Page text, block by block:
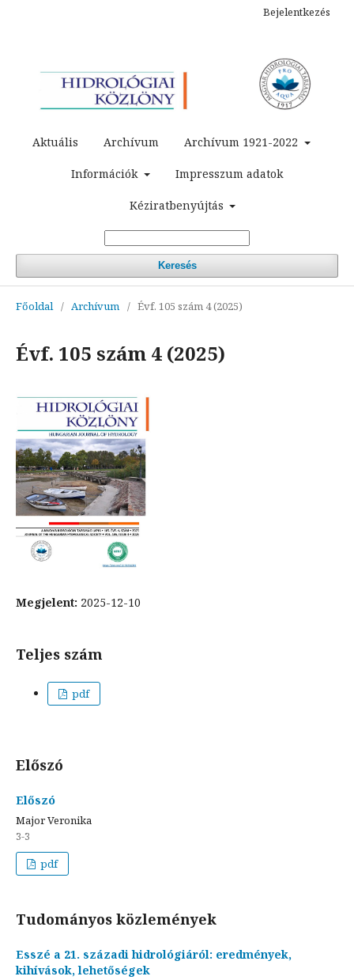
Aktuális Archívum Archívum 1921-2022
Információk Impresszum adatok
Kéziratbenyújtás
Keresés
Bejelentkezés
Főoldal / Archívum / Évf. 105 szám 4 (2025)
Évf. 105 szám 4 (2025)
Megjelent: 2025-12-10
Teljes szám
pdf
Előszó
Előszó
Major Veronika
3-3
pdf
Tudományos közlemények
Esszé a 21. századi hidrológiáról: eredmények,
kihívások, lehetőségek